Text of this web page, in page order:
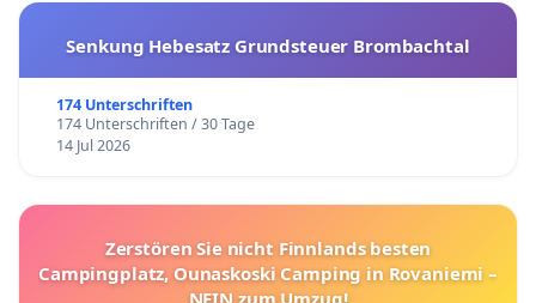
Senkung Hebesatz Grundsteuer Brombachtal
174 Unterschriften
174 Unterschriften / 30 Tage
14 Jul 2026
Zerstören Sie nicht Finnlands besten
Campingplatz, Ounaskoski Camping in Rovaniemi –
NEIN zum Umzug!